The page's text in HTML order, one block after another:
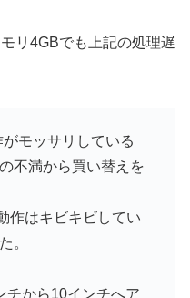
リ4GBでも上記の処理遅
モッサリしている
不満から買い替えを
作はキビキビしてい
。
チから10インチへア